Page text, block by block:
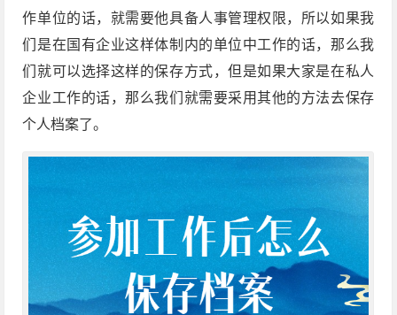
作单位的话，就需要他具备人事管理权限，所以如果我
们是在国有企业这样体制内的单位中工作的话，那么我
们就可以选择这样的保存方式，但是如果大家是在私人
企业工作的话，那么我们就需要采用其他的方法去保存
个人档案了。